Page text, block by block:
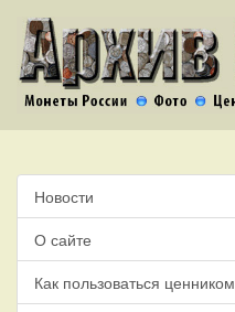
Новости
О сайте
Как пользоваться ценником